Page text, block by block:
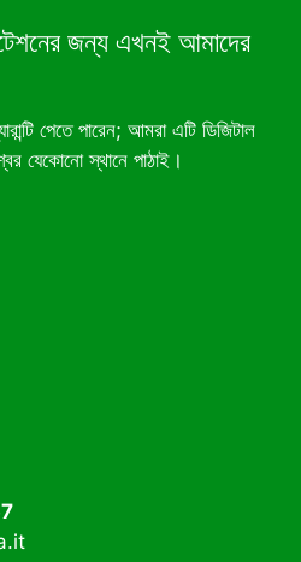
জন্য এখনই আমাদের
পেতে পারেন; আমরা এটি ডিজিটাল
যেকোনো স্থানে পাঠাই।